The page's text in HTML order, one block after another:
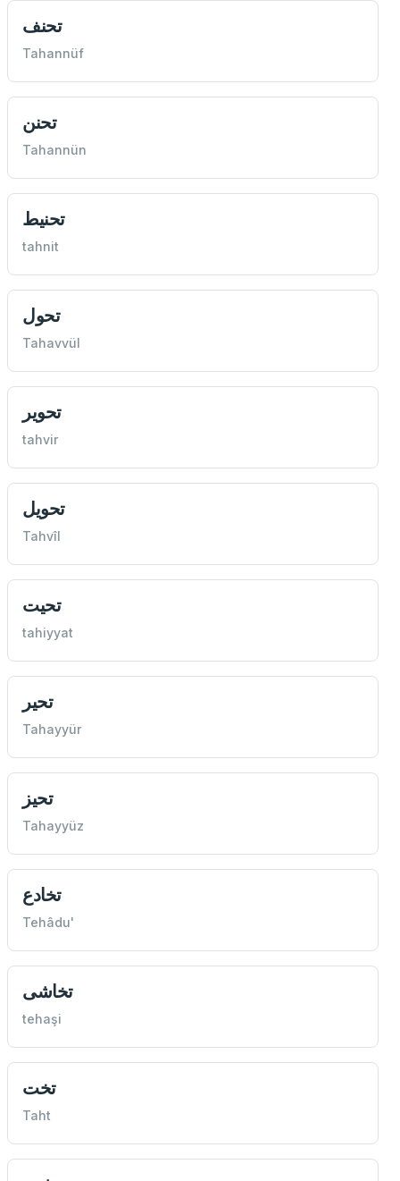
تحنف
Tahannüf
تحنن
Tahannün
تحنيط
tahnit
تحول
Tahavvül
تحوير
tahvir
تحويل
Tahvîl
تحيت
tahiyyat
تحير
Tahayyür
تحيز
Tahayyüz
تخادع
Tehâdu'
تخاشی
tehaşi
تخت
Taht